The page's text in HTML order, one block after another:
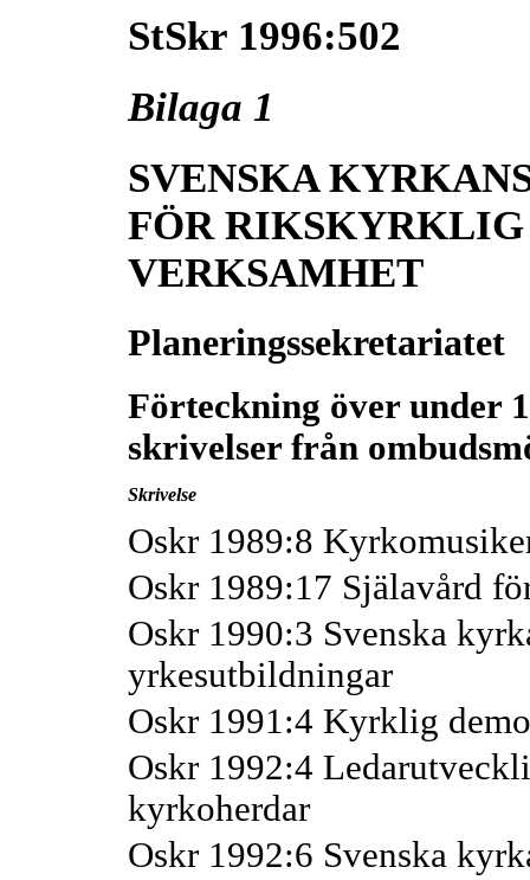
StSkr 1996:502
Bilaga 1
SVENSKA
FÖR RIKSKYRKLIG
VERKSAMHET
Planeringssekretariatet
Förteckning över under
skrivelser från
Skrivelse
Oskr 1989:8
Oskr 1989:17 Själavård
Oskr 1990:3 Svenska
yrkesutbildningar
Oskr 1991:4 Kyrklig
Oskr 1992:4
kyrkoherdar
Oskr 1992:6 Svenska